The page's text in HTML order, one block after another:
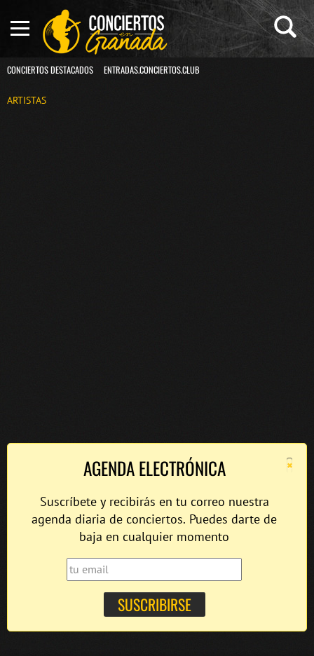
CONCIERTOS DESTACADOS ENTRADAS.CONCIERTOS.CLUB
ARTISTAS
×
AGENDA ELECTRÓNICA
Suscríbete y recibirás en tu correo nuestra
agenda diaria de conciertos. Puedes darte de
baja en cualquier momento